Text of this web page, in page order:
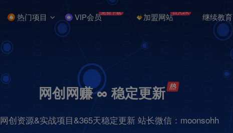
热门项目 VIP会员免费下载 加盟网站日入2K 继续教育
网创网赚 ∞ 稳定更新
网创资源&实战项目&365天稳定更新 站长微信：moonsohh